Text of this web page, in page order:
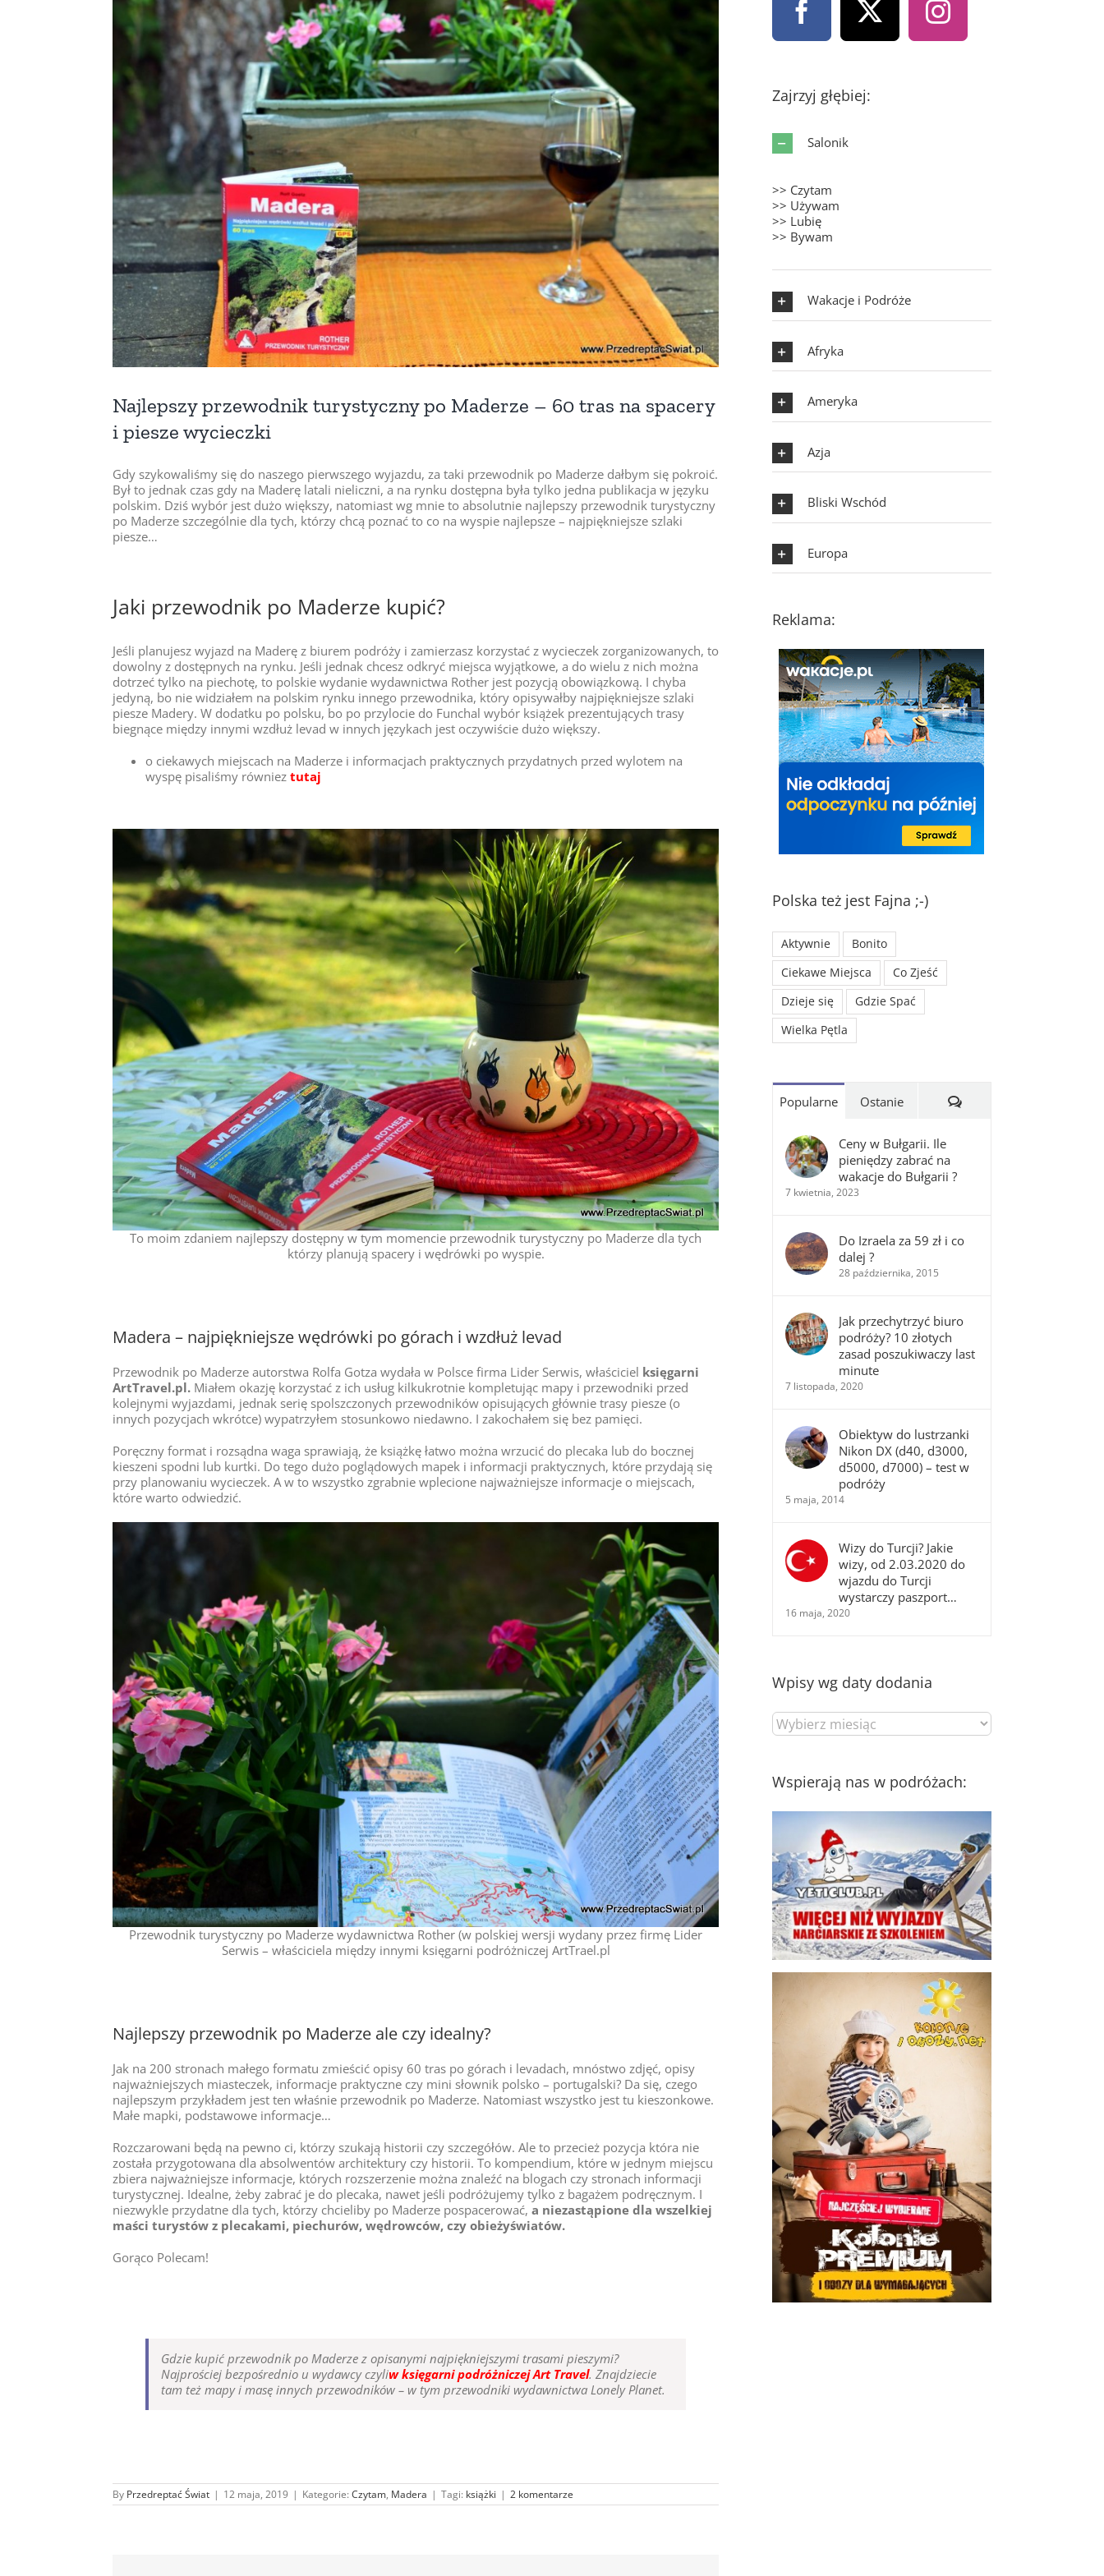
Najlepszy przewodnik turystyczny po Maderze – 60 tras na spacery
i piesze wycieczki
Gdy szykowaliśmy się do naszego pierwszego wyjazdu, za taki przewodnik po Maderze dałbym się pokroić.
Był to jednak czas gdy na Maderę latali nieliczni, a na rynku dostępna była tylko jedna publikacja w języku
polskim. Dziś wybór jest dużo większy, natomiast wg mnie to absolutnie najlepszy przewodnik turystyczny
po Maderze szczególnie dla tych, którzy chcą poznać to co na wyspie najlepsze – najpiękniejsze szlaki
piesze…
Jaki przewodnik po Maderze kupić?
Jeśli planujesz wyjazd na Maderę z biurem podróży i zamierzasz korzystać z wycieczek zorganizowanych, to
dowolny z dostępnych na rynku. Jeśli jednak chcesz odkryć miejsca wyjątkowe, a do wielu z nich można
dotrzeć tylko na piechotę, to polskie wydanie wydawnictwa Rother jest pozycją obowiązkową. I chyba
jedyną, bo nie widziałem na polskim rynku innego przewodnika, który opisywałby najpiękniejsze szlaki
piesze Madery. W dodatku po polsku, bo po przylocie do Funchal wybór książek prezentujących trasy
biegnące między innymi wzdłuż levad w innych językach jest oczywiście dużo większy.
o ciekawych miejscach na Maderze i informacjach praktycznych przydatnych przed wylotem na
wyspę pisaliśmy równiez tutaj
To moim zdaniem najlepszy dostępny w tym momencie przewodnik turystyczny po Maderze dla tych
którzy planują spacery i wędrówki po wyspie.
Madera – najpiękniejsze wędrówki po górach i wzdłuż levad
Przewodnik po Maderze autorstwa Rolfa Gotza wydała w Polsce firma Lider Serwis, właściciel księgarni
ArtTravel.pl. Miałem okazję korzystać z ich usług kilkukrotnie kompletując mapy i przewodniki przed
kolejnymi wyjazdami, jednak serię spolszczonych przewodników opisujących głównie trasy piesze (o
innych pozycjach wkrótce) wypatrzyłem stosunkowo niedawno. I zakochałem się bez pamięci.
Poręczny format i rozsądna waga sprawiają, że książkę łatwo można wrzucić do plecaka lub do bocznej
kieszeni spodni lub kurtki. Do tego dużo poglądowych mapek i informacji praktycznych, które przydają się
przy planowaniu wycieczek. A w to wszystko zgrabnie wplecione najważniejsze informacje o miejscach,
które warto odwiedzić.
Przewodnik turystyczny po Maderze wydawnictwa Rother (w polskiej wersji wydany przez firmę Lider
Serwis – właściciela między innymi księgarni podróżniczej ArtTrael.pl
Najlepszy przewodnik po Maderze ale czy idealny?
Jak na 200 stronach małego formatu zmieścić opisy 60 tras po górach i levadach, mnóstwo zdjęć, opisy
najważniejszych miasteczek, informacje praktyczne czy mini słownik polsko – portugalski? Da się, czego
najlepszym przykładem jest ten właśnie przewodnik po Maderze. Natomiast wszystko jest tu kieszonkowe.
Małe mapki, podstawowe informacje…
Rozczarowani będą na pewno ci, którzy szukają historii czy szczegółów. Ale to przecież pozycja która nie
została przygotowana dla absolwentów architektury czy historii. To kompendium, które w jednym miejscu
zbiera najważniejsze informacje, których rozszerzenie można znaleźć na blogach czy stronach informacji
turystycznej. Idealne, żeby zabrać je do plecaka, nawet jeśli podróżujemy tylko z bagażem podręcznym. I
niezwykle przydatne dla tych, którzy chcieliby po Maderze pospacerować, a niezastąpione dla wszelkiej
maści turystów z plecakami, piechurów, wędrowców, czy obieżyświatów.
Gorąco Polecam!
Gdzie kupić przewodnik po Maderze z opisanymi najpiękniejszymi trasami pieszymi?
Najprościej bezpośrednio u wydawcy czyliw księgarni podróżniczej Art Travel. Znajdziecie
tam też mapy i masę innych przewodników – w tym przewodniki wydawnictwa Lonely Planet.
By Przedreptać Świat | 12 maja, 2019 | Kategorie: Czytam, Madera | Tagi: książki | 2 komentarze
Zajrzyj głębiej:
Salonik
>> Czytam
>> Używam
>> Lubię
>> Bywam
Wakacje i Podróże
Afryka
Ameryka
Azja
Bliski Wschód
Europa
Reklama:
Polska też jest Fajna ;-)
Aktywnie
Bonito
Ciekawe Miejsca
Co Zjeść
Dzieje się
Gdzie Spać
Wielka Pętla
Popularne Ostanie Komentarze
Ceny w Bułgarii. Ile
pieniędzy zabrać na
wakacje do Bułgarii ?
7 kwietnia, 2023
Do Izraela za 59 zł i co
dalej ?
28 października, 2015
Jak przechytrzyć biuro
podróży? 10 złotych
zasad poszukiwaczy last
minute
7 listopada, 2020
Obiektyw do lustrzanki
Nikon DX (d40, d3000,
d5000, d7000) – test w
podróży
5 maja, 2014
Wizy do Turcji? Jakie
wizy, od 2.03.2020 do
wjazdu do Turcji
wystarczy paszport…
16 maja, 2020
Wpisy wg daty dodania
Wpisy
wg
Wspierają nas w podróżach: